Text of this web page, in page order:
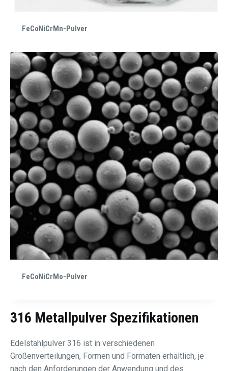
FeCoNiCrMn-Pulver
FeCoNiCrMo-Pulver
316 Metallpulver Spezifikationen
Edelstahlpulver 316 ist in verschiedenen
Größenverteilungen, Formen und Formaten erhältlich, je
nach den Anforderungen der Anwendung und des